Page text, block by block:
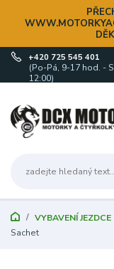
+420 725 545 401
(Po-Pá, 9-17 hod. -
12:00)
VYBAVENÍ JEZDCE
Sachet